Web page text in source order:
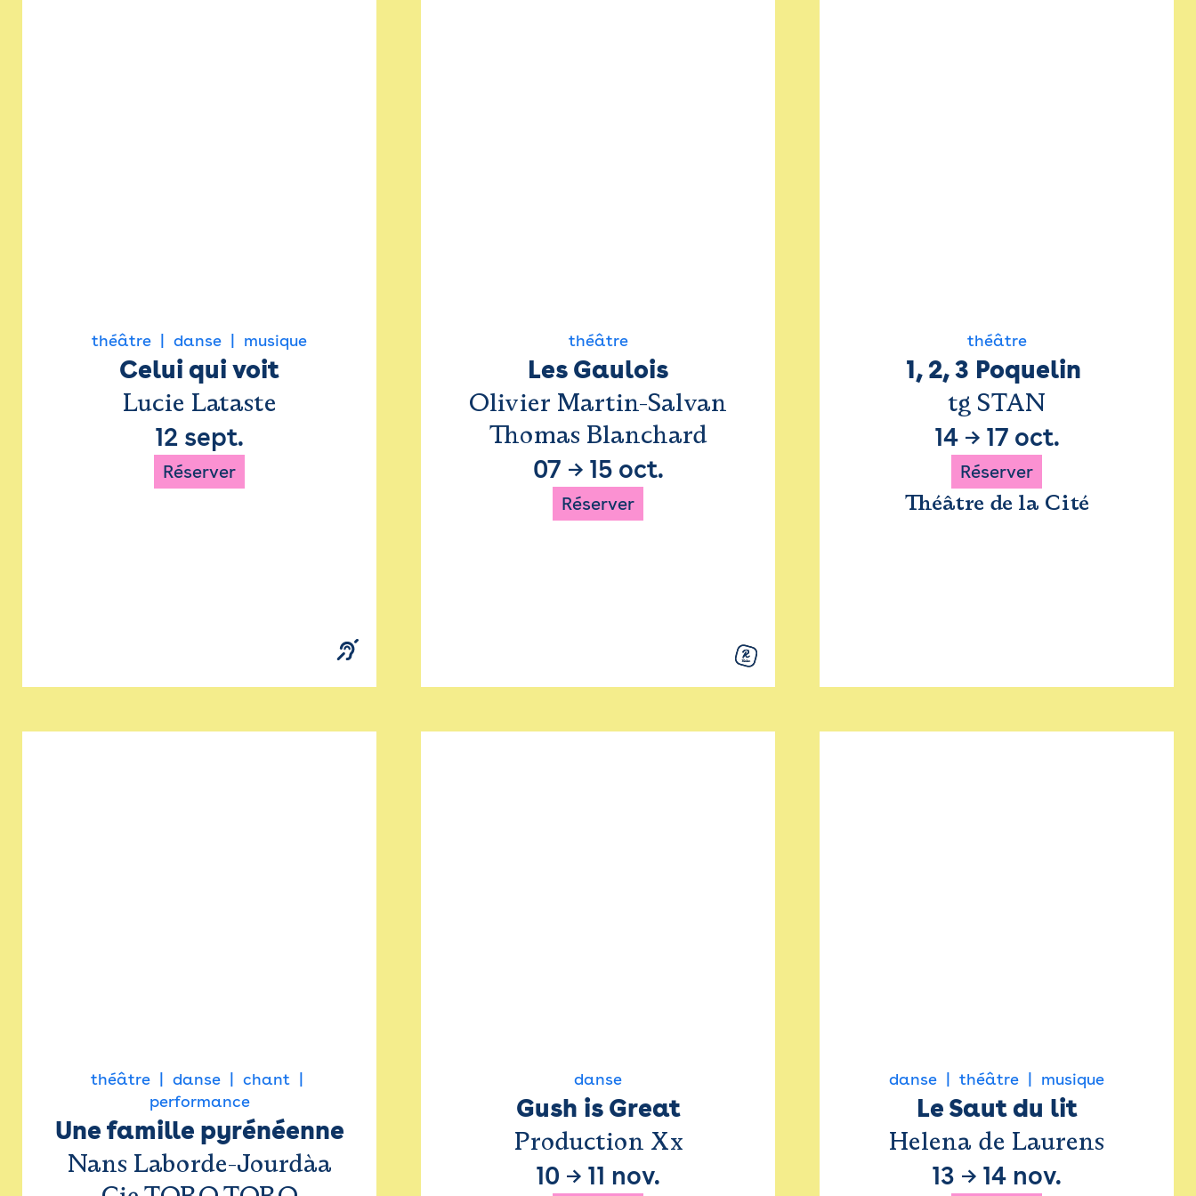
théâtre danse musique
Celui qui voit
Lucie Lataste
12 sept.
Réserver
théâtre
Les Gaulois
Olivier Martin-Salvan
Thomas Blanchard
07 → 15 oct.
Réserver
théâtre
1, 2, 3 Poquelin
tg STAN
14→ 17 oct.
Réserver
Théâtre de la Cité
théâtre danse
chant
performance
Une famille pyrénéenne
Nans Laborde-Jourdàa
danse
Gush is Great
Production Xx
10 → 11 nov.
danse théâtre musique
Le Saut du lit
Helena de Laurens
13 → 14 nov.